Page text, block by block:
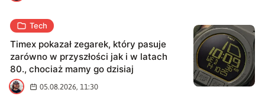
Tech
Timex pokazał zegarek, który pasuje
zarówno w przyszłości jak i w latach
80., chociaż mamy go dzisiaj
B 05.08.2026, 11:30